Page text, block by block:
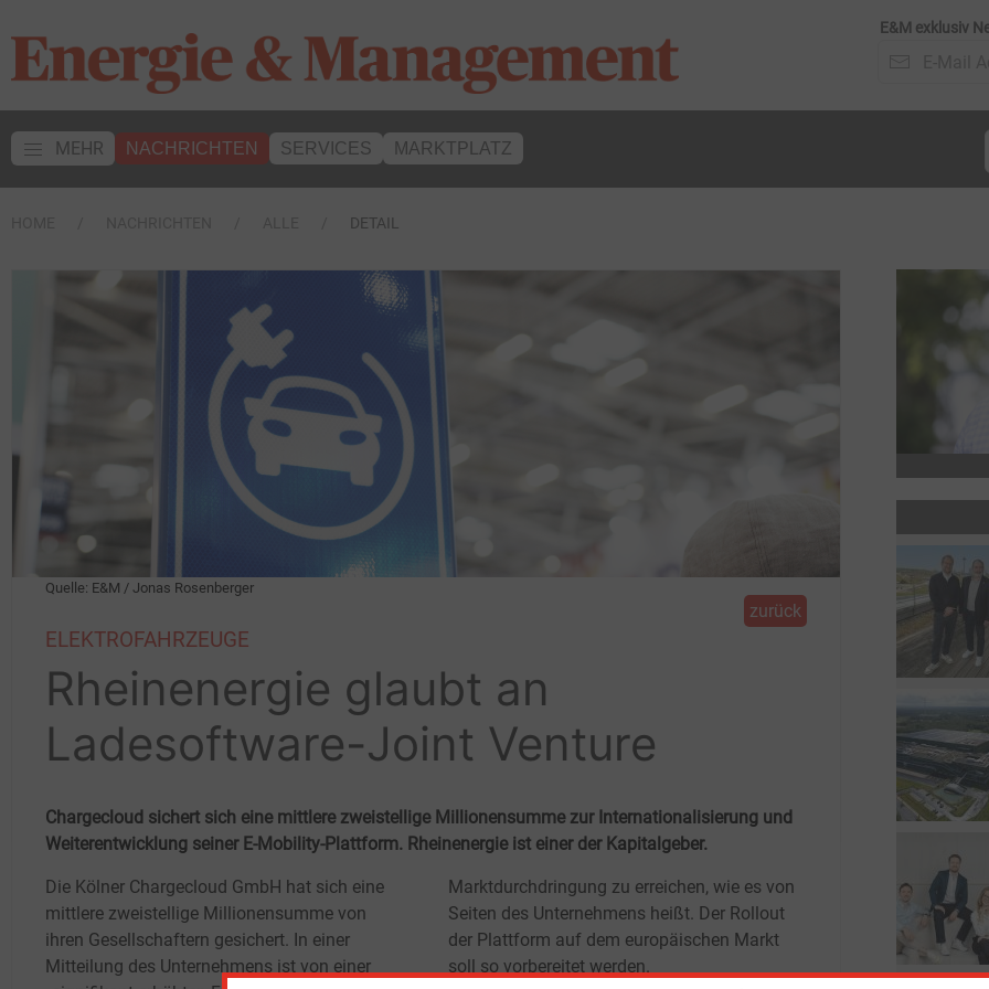
E&M exklusiv
MEHR NACHRICHTEN SERVICES MARKTPLATZ
DETAIL
Quelle: E&M / Jonas Rosenberger
zurück
ELEKTROFAHRZEUGE
Rheinenergie glaubt an
Ladesoftware-Joint Venture
Chargecloud sichert sich eine mittlere zweistellige Millionensumme zur Internationalisierung und
Weiterentwicklung seiner E-Mobility-Plattform. Rheinenergie ist einer der Kapitalgeber.
Die Kölner Chargecloud GmbH hat sich eine
mittlere zweistellige Millionensumme von
ihren Gesellschaftern gesichert. In einer
Mitteilung des Unternehmens ist von einer
Marktdurchdringung zu erreichen, wie es von
Seiten des Unternehmens heißt. Der Rollout
der Plattform auf dem europäischen Markt
soll so vorbereitet werden.